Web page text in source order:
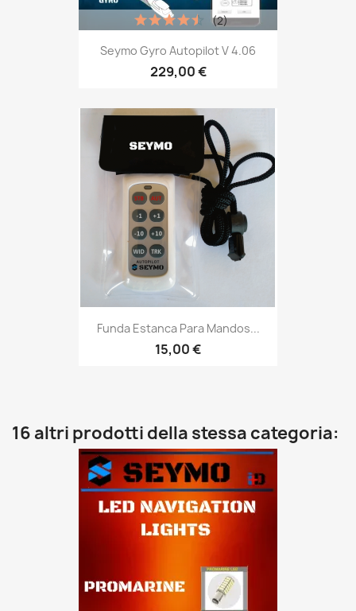
Seymo Gyro Autopilot V 4.06
229,00 €
(2)
Funda Estanca Para Mandos...
15,00 €
16 altri prodotti della stessa categoria: